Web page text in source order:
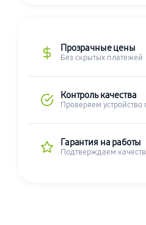
Прозрачные цены
Без скрытых платежей
Контроль качества
Проверяем
Гарантия на работы
Подтверждаем